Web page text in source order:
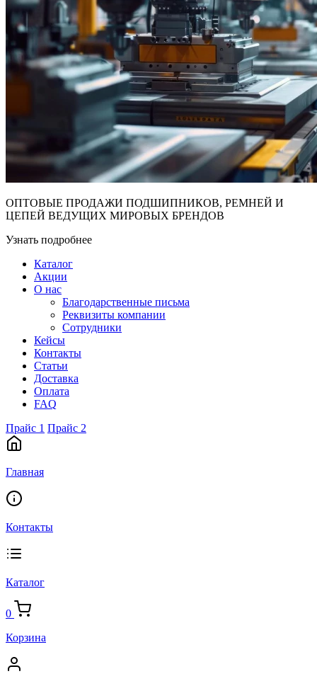
ОПТОВЫЕ ПРОДАЖИ ПОДШИПНИКОВ, РЕМНЕЙ И
ЦЕПЕЙ ВЕДУЩИХ МИРОВЫХ БРЕНДОВ
Узнать подробнее
Каталог
Акции
О нас
Благодарственные письма
Реквизиты компании
Сотрудники
Кейсы
Контакты
Статьи
Доставка
Оплата
FAQ
Прайс 1 Прайс 2
Главная
Контакты
Каталог
0
Корзина